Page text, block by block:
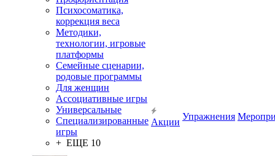
Психосоматика,
коррекция веса
Методики,
технологии, игровые
платформы
Семейные сценарии,
родовые программы
Для женщин
Ассоциативные игры
Универсальные
Специализированные
игры
+ ЕЩЕ 10
Акции
Упражнения